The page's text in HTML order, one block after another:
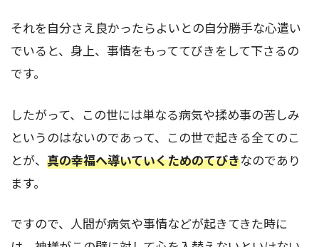
それを自分さえ良かったらよいとの自分勝手な心遣い
でいると、身上、事情をもっててびきをして下さるの
です。
したがって、この世には単なる病気や揉め事の苦しみ
というのはないのであって、この世で起きる全てのこ
とが、 真の幸福へ導いていくためのてびきなのであり
ます。
ですので、人間が病気や事情などが起きてきた時に